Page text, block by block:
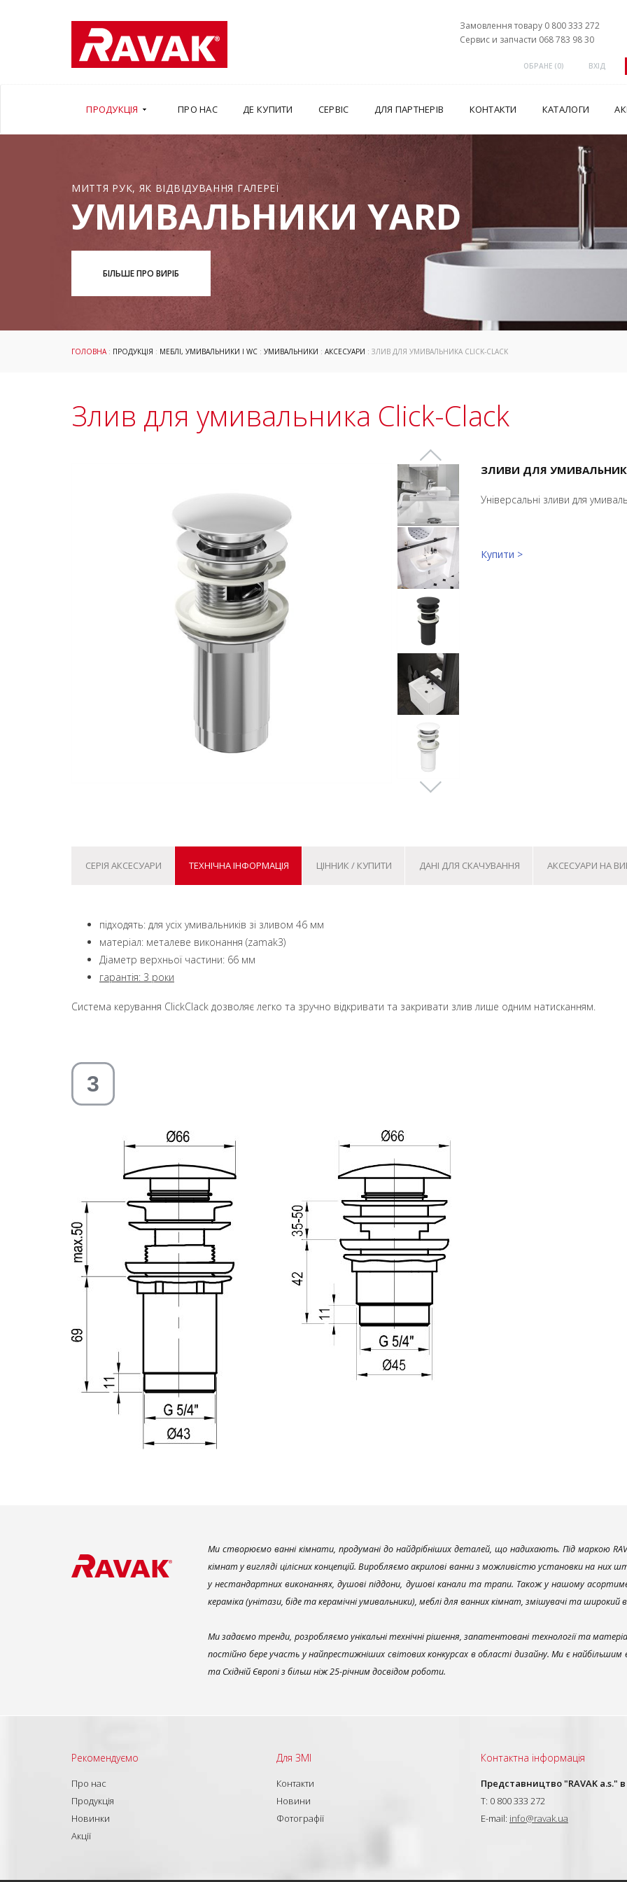
Замовлення товару 0 800 333 272
Сервис и запчасти 068 783 98 30
ОБРАНЕ (0) ВХІД
ПРОДУКЦІЯ ПРО НАС ДЕ КУПИТИ СЕРВІС ДЛЯ ПАРТНЕРІВ КОНТАКТИ КАТАЛОГИ
МИТТЯ РУК, ЯК ВІДВІДУВАННЯ ГАЛЕРЕЇ
УМИВАЛЬНИКИ YARD
БІЛЬШЕ ПРО ВИРІБ
ГОЛОВНА: ПРОДУКЦІЯ : МЕБЛІ, УМИВАЛЬНИКИ І WC : УМИВАЛЬНИКИ : АКСЕСУАРИ : ЗЛИВ ДЛЯ УМИВАЛЬНИКА CLICK-CLACK
Злив для умивальника Click-Clack
ЗЛИВИ ДЛЯ
Універсальні зливи для
Купити >
СЕРІЯ АКСЕСУАРИ ТЕХНІЧНА ІНФОРМАЦІЯ ЦІННИК / КУПИТИ ДАНІ ДЛЯ СКАЧУВАННЯ АКСЕСУАРИ НА
підходять: для усіх умивальників зі зливом 46 мм
матеріал: металеве виконання (zamak3)
Діаметр верхньої частини: 66 мм
гарантія: 3 роки
Система керування ClickClack дозволяє легко та зручно відкривати та закривати злив лише одним натисканням.
Ми створюємо ванні кімнати, продумані до найдрібніших деталей, що надихають. Під маркою
кімнат у вигляді цілісних концепцій. Виробляємо акрилові ванни з можливістю установки на них
у нестандартних виконаннях, душові піддони, душові канали та трапи. Також у нашому
кераміка (унітази, біде та керамічні умивальники), меблі для ванних кімнат, змішувачі та широкий
Ми задаємо тренди, розробляємо унікальні технічні рішення, запатентовані технології та
постійно бере участь у найпрестижніших світових конкурсах в області дизайну. Ми є
та Східній Європі з більш ніж 25-річним досвідом роботи.
Рекомендуємо
Про нас
Продукція
Новинки
Акції
Для ЗМІ
Контакти
Новини
Фотографії
Контактна інформація
Представництво "RAVAK a.s." в
T: 0 800 333 272
E-mail: info@ravak.ua